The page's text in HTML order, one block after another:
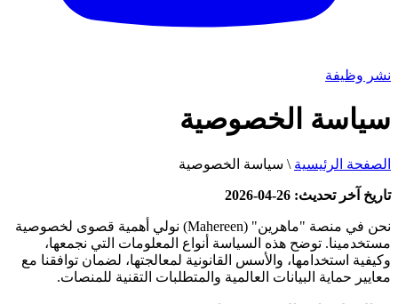
نشر وظيفة
سياسة الخصوصية
الصفحة الرئيسية \ سياسة الخصوصية
تاريخ آخر تحديث: 26-04-2026
نحن في منصة "ماهرين" (Mahereen) نولي أهمية قصوى لخصوصية
مستخدمينا. توضح هذه السياسة أنواع المعلومات التي نجمعها،
وكيفية استخدامها، والأسس القانونية لمعالجتها، لضمان توافقنا مع
معايير حماية البيانات العالمية والمتطلبات التقنية للمنصات.